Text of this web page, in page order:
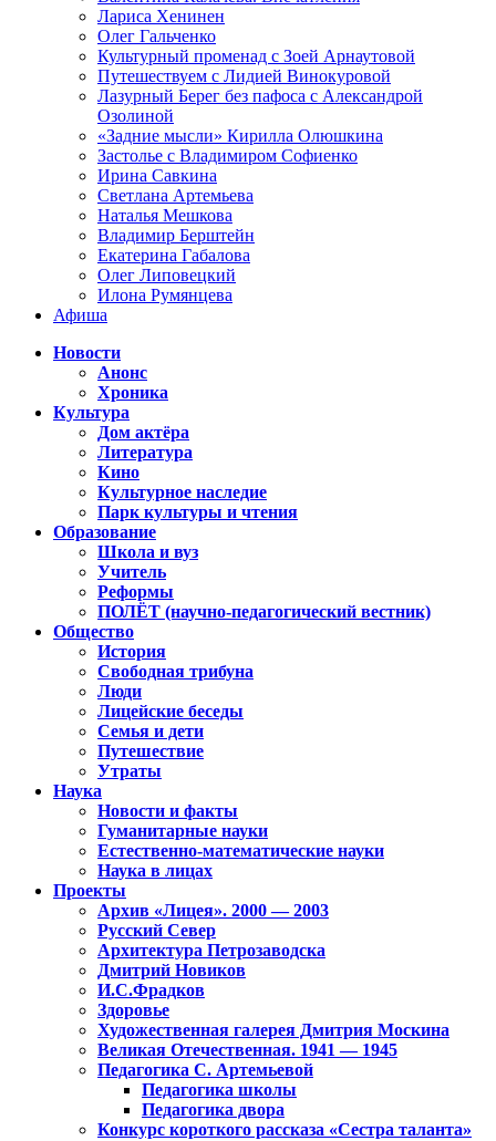
Лариса Хенинен
Олег Гальченко
Культурный променад с Зоей Арнаутовой
Путешествуем с Лидией Винокуровой
Лазурный Берег без пафоса с Александрой
Озолиной
«Задние мысли» Кирилла Олюшкина
Застолье с Владимиром Софиенко
Ирина Савкина
Светлана Артемьева
Наталья Мешкова
Владимир Берштейн
Екатерина Габалова
Олег Липовецкий
Илона Румянцева
Афиша
Новости
Анонс
Хроника
Культура
Дом актёра
Литература
Кино
Культурное наследие
Парк культуры и чтения
Образование
Школа и вуз
Учитель
Реформы
ПОЛЁТ (научно-педагогический вестник)
Общество
История
Свободная трибуна
Люди
Лицейские беседы
Семья и дети
Путешествие
Утраты
Наука
Новости и факты
Гуманитарные науки
Естественно-математические науки
Наука в лицах
Проекты
Архив «Лицея». 2000 — 2003
Русский Север
Архитектура Петрозаводска
Дмитрий Новиков
И.С.Фрадков
Здоровье
Художественная галерея Дмитрия Москина
Великая Отечественная. 1941 — 1945
Педагогика С. Артемьевой
Педагогика школы
Педагогика двора
Конкурс короткого рассказа «Сестра таланта»